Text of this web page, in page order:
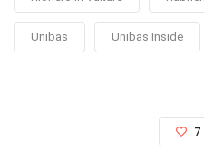
Unibas Unibas Inside
7